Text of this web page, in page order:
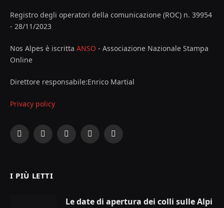
Registro degli operatori della comunicazione (ROC) n. 39954
- 28/11/2023
Nos Alpes è iscritta ANSO - Associazione Nazionale Stampa
Online
Direttore responsabile:Enrico Martial
Privacy policy
Facebook
X
InstagramYouTubeLinkedIn
I PIÙ LETTI
Le date di apertura dei colli sulle Alpi